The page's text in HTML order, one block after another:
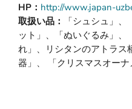
HP： http://www.japan-
取扱い品：
「シュシュ」
ット」、「ぬいぐるみ」、
れ」、リシタンのアトラス
器」、 「クリスマスオー